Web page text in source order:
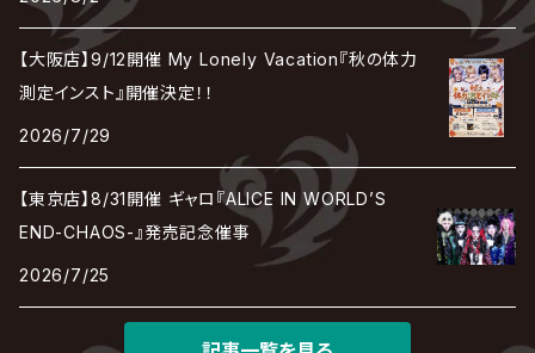
【大阪店】9/12開催 My Lonely Vacation『秋の体力
測定インスト』開催決定！！
2026/7/29
【東京店】8/31開催 ギャロ『ALICE IN WORLD’S
END-CHAOS-』発売記念催事
2026/7/25